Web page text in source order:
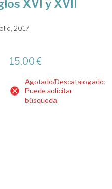
XVI y XVII
2017
15,00 €
Agotado/Descatalogado.
Puede solicitar
búsqueda.